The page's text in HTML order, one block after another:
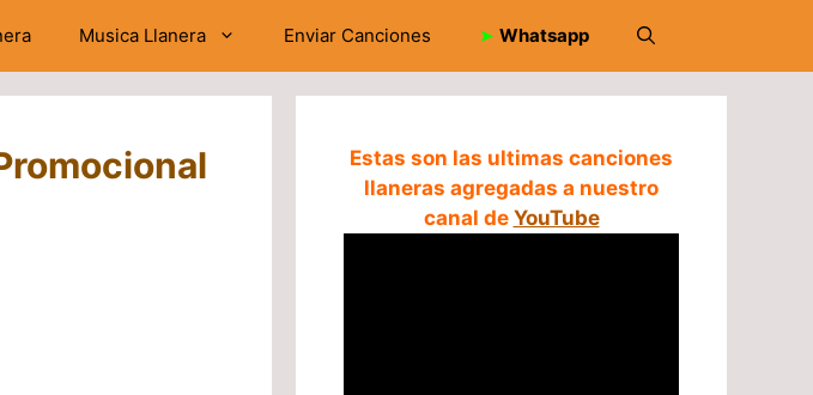
Musica Llanera Enviar Canciones ➤ Whatsapp
Estas son las ultimas canciones
llaneras agregadas a nuestro
canal de YouTube